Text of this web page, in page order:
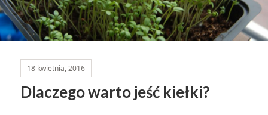
18 kwietnia, 2016
Dlaczego warto jeść kiełki?